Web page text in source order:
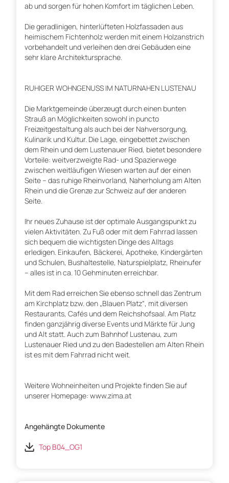
ab und sorgen für hohen Komfort im täglichen Leben.
Die geradlinigen, hinterlüfteten Holzfassaden aus
heimischem Fichtenholz werden mit einem Holzanstrich
vorbehandelt und verleihen den drei Gebäuden eine
sehr klare Architektursprache.
RUHIGER WOHNGENUSS IM NATURNAHEN LUSTENAU
Die Marktgemeinde überzeugt durch einen bunten
Strauß an Möglichkeiten sowohl in puncto
Freizeitgestaltung als auch bei der Nah­versorgung,
Kulinarik und Kultur. Die Lage, eingebettet zwischen
dem Rhein und dem Lustenauer Ried, bietet besondere
Vorteile: weitverzweigte Rad- und Spazierwege
zwischen weitläufigen Wiesen warten auf der einen
Seite – das ruhige Rheinvorland, Naherholung am Alten
Rhein und die Grenze zur Schweiz auf der anderen
Seite.
Ihr neues Zuhause ist der optimale Ausgangspunkt zu
vielen Aktivitäten. Zu Fuß oder mit dem Fahrrad lassen
sich bequem die wichtigsten Dinge des Alltags
erledigen. Einkaufen, Bäckerei, Apotheke, Kindergärten
und Schulen, Bushaltestelle, Naturspielplatz, Rheinufer
– alles ist in ca. 10 Gehminuten erreichbar.
Mit dem Rad erreichen Sie ebenso schnell das Zentrum
am Kirchplatz bzw. den „Blauen Platz“, mit diversen
Restaurants, Cafés und dem Reichshofsaal. Am Platz
finden ganzjährig diverse Events und Märkte für Jung
und Alt statt. Auch zum Bahnhof Lustenau, zum
Lustenauer Ried und zu den Badestellen am Alten Rhein
ist es mit dem Fahrrad nicht weit.
Weitere Wohneinheiten und Projekte finden Sie auf
unserer Homepage: www.zima.at
Angehängte Dokumente
Top B04_OG1